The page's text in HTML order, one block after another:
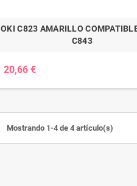
OKI C823 AMARILLO
C843
20,66 €
Mostrando 1-4 de 4 artículo(s)